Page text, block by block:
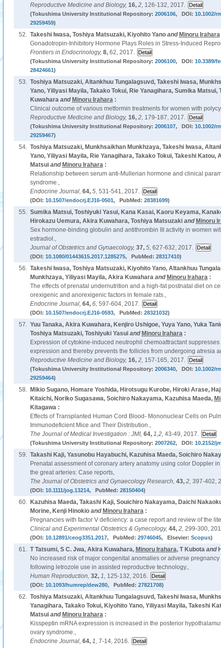
Reproductive Medicine and Biology, 16, 2, 126-132, 2017.
(Tokushima University Institutional Repository: 2006106, DOI: 10.1002/
29259459)
52. Takeshi Iwasa, Toshiya Matsuzaki, Kiyohito Yanoand Minoru Irahara
Gonadotropin-Inhibitory Hormone Plays Roles in Stress-Induced
Frontiers in Endocrinology, 8, 62, 2017.
(Tokushima University Institutional Repository: 2006100, DOI: 10.3389/
28424661)
53. Toshiya Matsuzaki, Altankhuu Tungalagsuvd, Takeshi Iwasa,
Yano, Yiliyasi Mayila, Takako Tokui, Rie Yanagihara, Sumika Matsui,
Kuwaharaand Minoru Irahara:
Clinical outcome of various metformin treatments for women with
Reproductive Medicine and Biology, 16, 2, 179-187, 2017.
(Tokushima University Institutional Repository: 2006107, DOI: 10.1002/
29259467)
54. Toshiya Matsuzaki, Munkhsaikhan Munkhzaya, Takeshi Iwasa,
Yano, Yiliyasi Mayila, Rie Yanagihara, Takako Tokui, Takeshi Katou,
Matsuiand Minoru Irahara:
Relationship between serum anti-Mullerian hormone and clinical
syndrome.,
Endocrine Journal, 64, 5, 531-541, 2017.
(DOI: 10.1507/endocrj.EJ16-0501, PubMed: 28381699)
55. Sumika Matsui, Toshiyuki Yasui, Kana Kasai, Kaoru Keyama,
Hirokazu Uemura, Akira Kuwahara, Toshiya Matsuzakiand Minoru
Sex hormone-binding globulin and antithrombin III activity in women
estradiol.,
Journal of Obstetrics and Gynaecology, 37, 5, 627-632, 2017.
(DOI: 10.1080/01443615.2017.1285275, PubMed: 28317410)
56. Takeshi Iwasa, Toshiya Matsuzaki, Kiyohito Yano, Altankhuu
Munkhzaya, Yiliyasi Mayila, Akira Kuwaharaand Minoru Irahara:
The effects of prenatal undernutrition and a high-fat postnatal diet on
orexigenic and anorexigenic factors in female rats.,
Endocrine Journal, 64, 6, 597-604, 2017.
(DOI: 10.1507/endocrj.EJ16-0593, PubMed: 28321032)
57. Yuu Tanaka, Akira Kuwahara, Kenjiro Ushigoe, Yuya Yano, Yuka
Toshiya Matsuzaki, Toshiyuki Yasuiand Minoru Irahara:
Expression of cytokine-induced neutrophil chemoattractant
expression and thereby prevents the follicles from undergoing atresia
Reproductive Medicine and Biology, 16, 2, 157-165, 2017.
(Tokushima University Institutional Repository: 2006340, DOI: 10.1002/
29259464)
58.
Mikio Sugano, Homare Yoshida, Hirotsugu Kurobe, Hiroki Arase,
Kitaichi, Noriko Sugasawa, Soichiro Nakayama, Kazuhisa Maeda,
Kitagawa :
Effects of Transplanted Human Cord Blood- Mononuclear Cells on
Immunodeficient Mice and Their Distribution.,
The Journal of Medical Investigation : JMI, 64, 1,2, 43-49, 2017.
(Tokushima University Institutional Repository: 2007262, DOI: 10.2152/
59. Takashi Kaji, Yasunobu Hayabuchi, Kazuhisa Maeda, Soichiro
Prenatal assessment of coronary artery anatomy using color Doppler
the great arteries: Case reports,
The Journal of Obstetrics and Gynaecology Research, 43, 2, 397-402,
(DOI: 10.1111/jog.13214, PubMed: 28150404)
60.
Kazuhisa Maeda, Takashi Kaji, Souichiro Nakayama, Daichi
Morine, Kenji Hinokioand Minoru Irahara:
Pregnancies with factor V deficiency: a case report and review of the
Clinical and Experimental Obstetrics & Gynecology, 44, 2, 299-300,
(DOI: 10.12891/ceog3351.2017, PubMed: 29746045, Elsevier: Scopus)
61. T Tatsumi, S C. Jwa, Akira Kuwahara, Minoru Irahara, T Kubotaand
No increased risk of major congenital anomalies or adverse
following letrozole use in assisted reproductive technology.,
Human Reproduction, 32, 1, 125-132, 2016.
(DOI: 10.1093/humrep/dew280, PubMed: 27821708)
62. Toshiya Matsuzaki, Altankhuu Tungalagsuvd, Takeshi Iwasa,
Yanagihara, Takako Tokui, Kiyohito Yano, Yiliyasi Mayila, Takeshi
Matsuiand Minoru Irahara:
Kisspeptin mRNA expression is increased in the posterior
ovary syndrome.,
Endocrine Journal, 64, 1, 7-14, 2016.